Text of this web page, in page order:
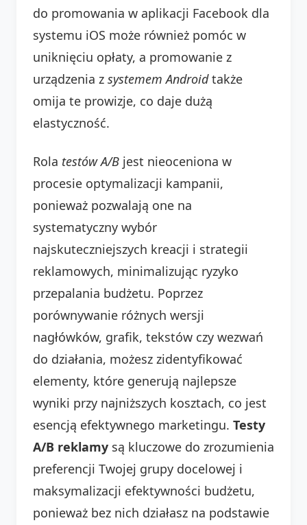
do promowania w aplikacji Facebook dla
systemu iOS może również pomóc w
uniknięciu opłaty, a promowanie z
urządzenia z systemem Androidtakże
omija te prowizje, co daje dużą
elastyczność.
Rola testów A/B jest nieoceniona w
procesie optymalizacji kampanii,
ponieważ pozwalają one na
systematyczny wybór
najskuteczniejszych kreacji i strategii
reklamowych, minimalizując ryzyko
przepalania budżetu. Poprzez
porównywanie różnych wersji
nagłówków, grafik, tekstów czy wezwań
do działania, możesz zidentyfikować
elementy, które generują najlepsze
wyniki przy najniższych kosztach, co jest
esencją efektywnego marketingu. Testy
A/B reklamy są kluczowe do zrozumienia
preferencji Twojej grupy docelowej i
maksymalizacji efektywności budżetu,
ponieważ bez nich działasz na podstawie